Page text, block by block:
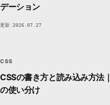
デーション
更新 2026.07.27
CSS
CSSの書き方と読み込み方法
の使い分け